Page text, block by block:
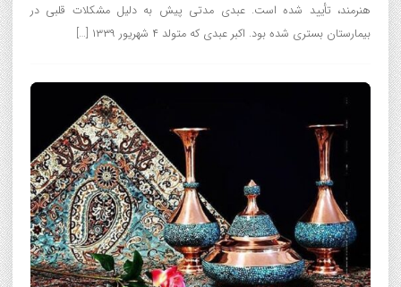
هنرمند، تأیید شده است. عبدی مدتی پیش به دلیل مشکلات قلبی در
بیمارستان بستری شده بود. اکبر عبدی که متولد ۴ شهریور ۱۳۳۹ […]